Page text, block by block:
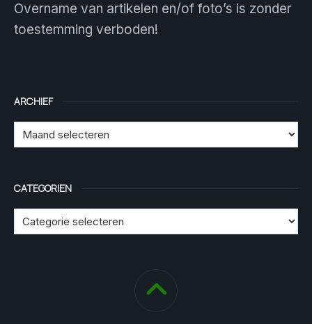
Overname van artikelen en/of foto’s is zonder
toestemming verboden!
ARCHIEF
CATEGORIEN